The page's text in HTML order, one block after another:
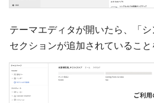
テーマエディタが開いたら、「
セクションが追加されていること